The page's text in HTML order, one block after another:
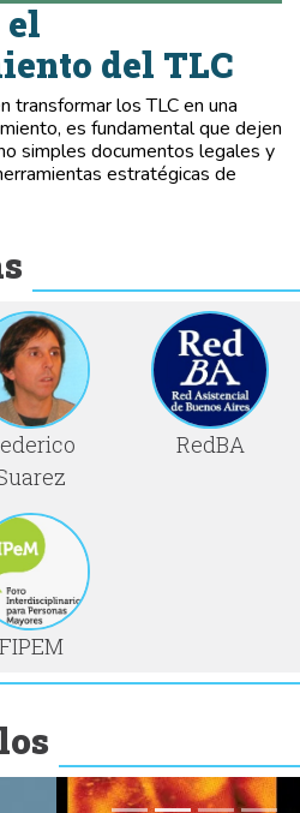
el
del TLC
transformar los TLC en una
es fundamental que dejen
simples documentos legales y
estratégicas de
RedBA
FIPEM